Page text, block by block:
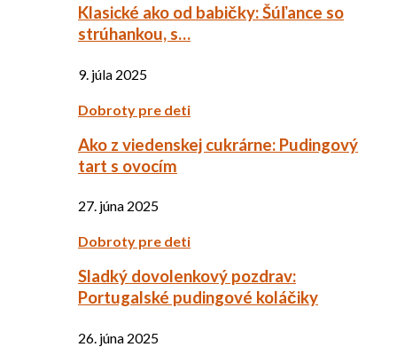
Klasické ako od babičky: Šúľance so
strúhankou, s…
9. júla 2025
Dobroty pre deti
Ako z viedenskej cukrárne: Pudingový
tart s ovocím
27. júna 2025
Dobroty pre deti
Sladký dovolenkový pozdrav:
Portugalské pudingové koláčiky
26. júna 2025